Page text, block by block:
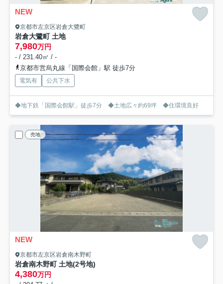
NEW
京都市左京区岩倉大鷺町
岩倉大鷺町 土地
7,980万円
- / 231.40㎡ / -
京都市営烏丸線「国際会館」駅 徒歩7分
電気有 公共下水
◆地下鉄「国際会館駅」徒歩7分 ◆土地広々約69坪 ◆住環境良好
売地
NEW
京都市左京区岩倉南木野町
岩倉南木野町 土地(2号地)
4,380万円